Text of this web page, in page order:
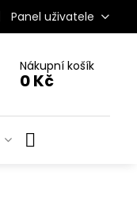
Panel uživatele
Nákupní košík
0 Kč